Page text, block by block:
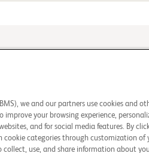
we and our partners use cookies and
improve your browsing experience,
and for social media features. By
cookie categories through customization of
collect, use, and share information about